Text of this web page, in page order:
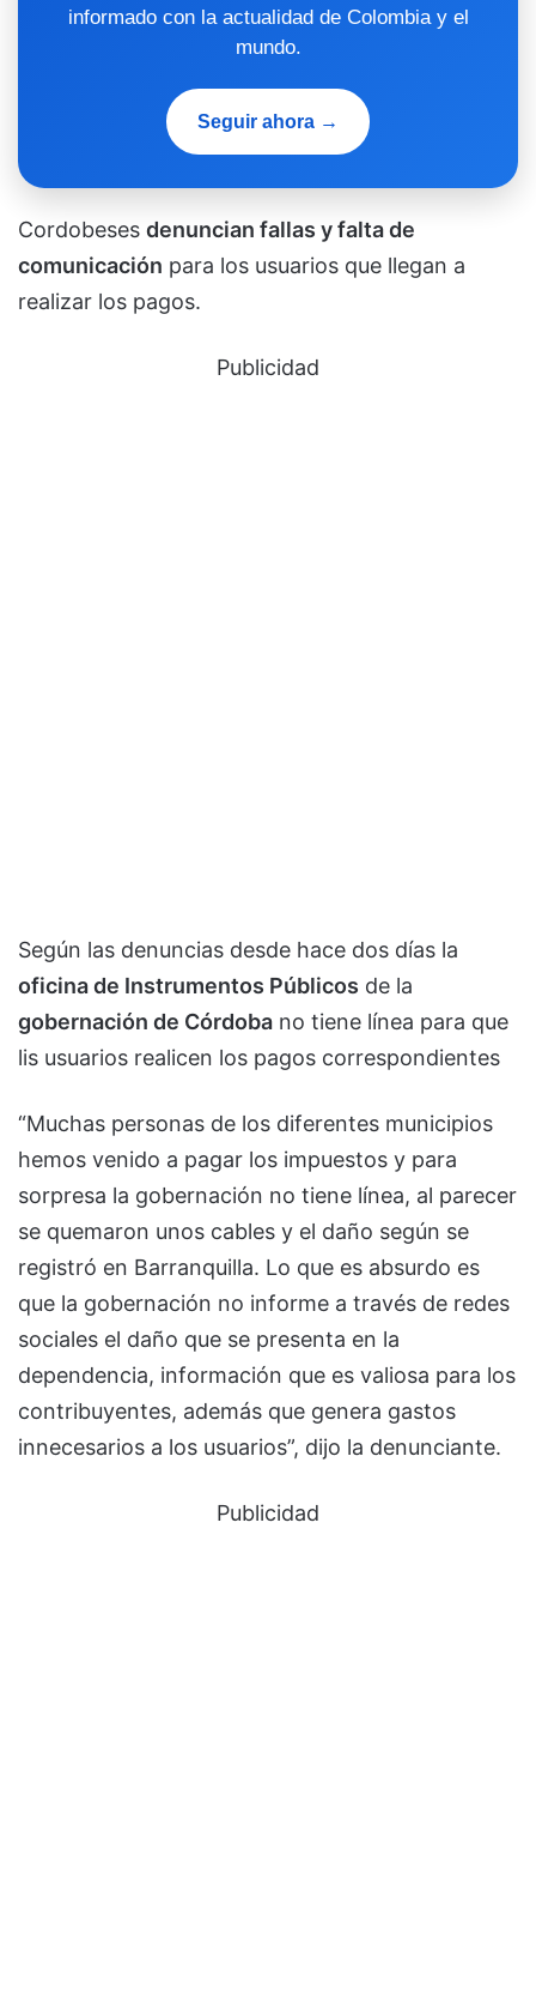
informado con la actualidad de Colombia y el
mundo.
Seguir ahora →
Cordobeses denuncian fallas y falta de
comunicación para los usuarios que llegan a
realizar los pagos.
Publicidad
Según las denuncias desde hace dos días la
oficina de Instrumentos Públicos de la
gobernación de Córdoba no tiene línea para que
lis usuarios realicen los pagos correspondientes
“Muchas personas de los diferentes municipios
hemos venido a pagar los impuestos y para
sorpresa la gobernación no tiene línea, al parecer
se quemaron unos cables y el daño según se
registró en Barranquilla. Lo que es absurdo es
que la gobernación no informe a través de redes
sociales el daño que se presenta en la
dependencia, información que es valiosa para los
contribuyentes, además que genera gastos
innecesarios a los usuarios”, dijo la denunciante.
Publicidad